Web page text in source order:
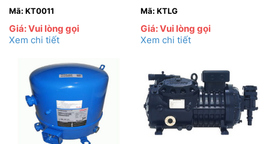
Mã: KT0011
Giá: Vui lòng gọi
Xem chi tiết
Mã: KTLG
Giá: Vui lòng gọi
Xem chi tiết